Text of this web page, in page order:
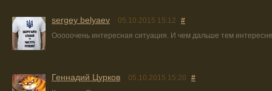
sergey belyaev 05.10.2015 15:12
#
Ооооочень интересная ситуация. И чем дальше тем
Геннадий Цурков 05.10.2015 15:20
#